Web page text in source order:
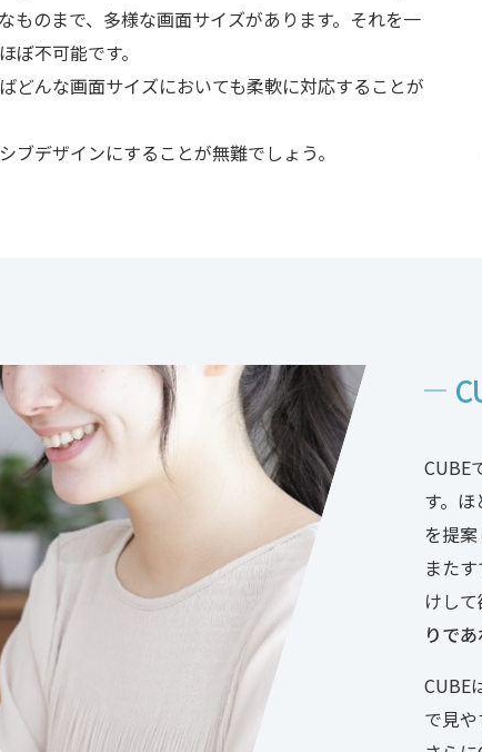
ものまで、多様な画面サイズがあります。それを一
ぼ不可能です。
どんな画面サイズにおいても柔軟に対応することが
ブデザインにすることが無難でしょう。
CUBE
す。
を提案
また
けし
りで
CUBE
で見